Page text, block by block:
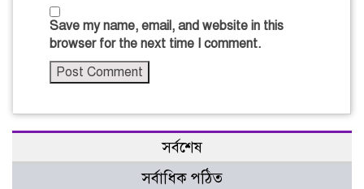
Save my name, email, and website in this
browser for the next time I comment.
সর্বশেষ
সর্বাধিক পঠিত